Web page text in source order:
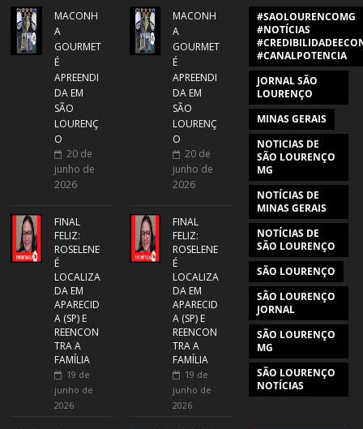
MACONH
A
GOURMET
É
APREENDI
DA EM
SÃO
LOURENÇ
O
20 de
junho de
2026
FINAL
FELIZ:
ROSELENE
É
LOCALIZA
DA EM
APARECID
A (SP) E
REENCON
TRA A
FAMÍLIA
19 de
junho de
2026
MACONH
A
GOURMET
É
APREENDI
DA EM
SÃO
LOURENÇ
O
20 de
junho de
2026
FINAL
FELIZ:
ROSELENE
É
LOCALIZA
DA EM
APARECID
A (SP) E
REENCON
TRA A
FAMÍLIA
19 de
junho de
2026
#SAOLOURENCOMG
#NOTÍCIAS
#CANALPOTENCIA
JORNAL SÃO
LOURENÇO
MINAS GERAIS
NOTICIAS DE
SÃO LOURENÇO
MG
NOTÍCIAS DE
MINAS GERAIS
NOTÍCIAS DE
SÃO LOURENÇO
SÃO LOURENÇO
SÃO LOURENÇO
JORNAL
SÃO LOURENÇO
MG
SÃO LOURENÇO
NOTÍCIAS